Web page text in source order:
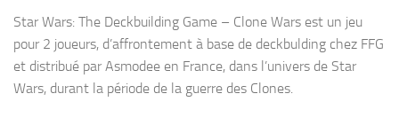
Star Wars: The Deckbuilding Game – Clone Wars est un jeu
pour 2 joueurs, d’affrontement à base de deckbulding chez FFG
et distribué par Asmodee en France, dans l’univers de Star
Wars, durant la période de la guerre des Clones.